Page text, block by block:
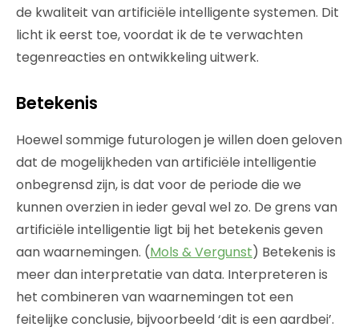
de kwaliteit van artificiële intelligente systemen. Dit
licht ik eerst toe, voordat ik de te verwachten
tegenreacties en ontwikkeling uitwerk.
Betekenis
Hoewel sommige futurologen je willen doen geloven
dat de mogelijkheden van artificiële intelligentie
onbegrensd zijn, is dat voor de periode die we
kunnen overzien in ieder geval wel zo. De grens van
artificiële intelligentie ligt bij het betekenis geven
aan waarnemingen. (Mols & Vergunst) Betekenis is
meer dan interpretatie van data. Interpreteren is
het combineren van waarnemingen tot een
feitelijke conclusie, bijvoorbeeld ‘dit is een aardbei’.